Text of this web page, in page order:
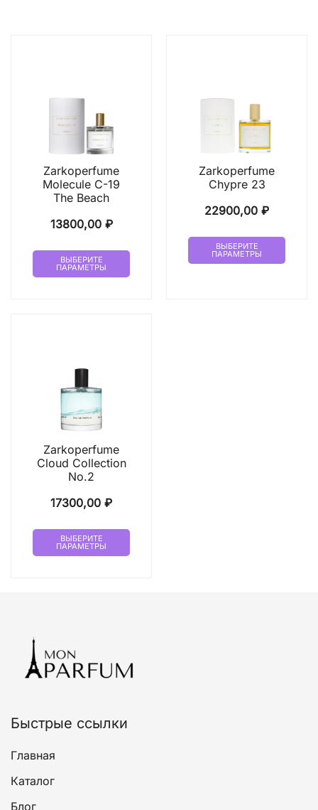
Zarkoperfume
Molecule C-19
The Beach
13800,00 ₽
ВЫБЕРИТЕ
ПАРАМЕТРЫ
Этот
Zarkoperfume
Chypre 23
22900,00 ₽
ВЫБЕРИТЕ
ПАРАМЕТРЫ
Этот
Zarkoperfume
Cloud Collection
No.2
17300,00 ₽
ВЫБЕРИТЕ
ПАРАМЕТРЫ
Этот
выбрать
на
Быстрые ссылки
Главная
Каталог
Блог